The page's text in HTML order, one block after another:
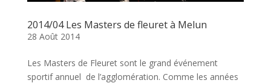
2014/04 Les Masters de fleuret à Melun
28 Août 2014
Les Masters de Fleuret sont le grand événement
sportif annuel de l’agglomération. Comme les années